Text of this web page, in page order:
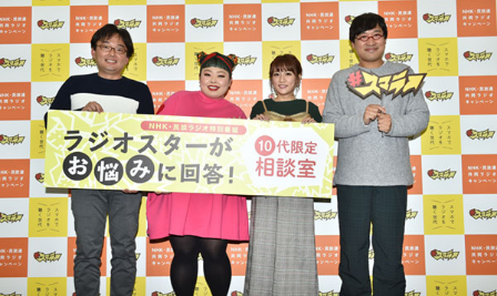
ちなみに、長崎ペンギン水族館は、隣接している自然の海で
フンボルトペンギンを泳がせていることでも有名です。お近
くの方はぜひ遊びに行ってみてくださいね！ ちなみに「ア
バトーーク‼」の“アバ”は、水族館のある場所の通称“網場”か
らきています。
■放送日時：月曜日～木曜日 7時30分～10時／金曜日 7時30
分～9時45分（「アバトーーク‼」は木曜日 9時10分〜9時20
分頃放送）
▼スマートフォンで聴くなら
http://m.onelink.me/3d014928
▼パソコンで聴くなら
http://radiko.jp/
▼プレミアム会員登録はこちらから
http://radiko.jp/rg/premium/
『radiko.jpプレミアム（エリアフリー聴取）』なら、全国の
「人と人が想いあうことの大切さ」を改めて感じられる時間
を、この日限りのスペシャルトーク＆ライブステージを通じ
てお届けします。どうぞお聴き逃しなく！
番組概要
「人と人が想いあうことの大切さ」を改めて感じられる特別
番組。公開録音のほかに、生放送パートやスペシャルシンポ
ジウムもあるので、どうぞお聞き逃しなく！